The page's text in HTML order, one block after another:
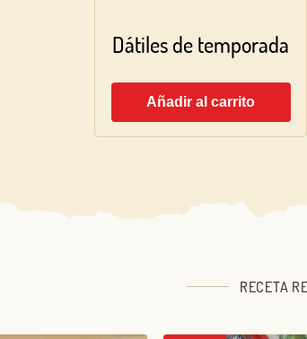
Dátiles de temporada
Añadir al carrito
RECETA